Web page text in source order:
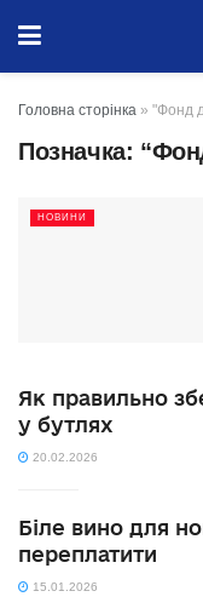
Головна сторінка » "Фонд
Позначка:
НОВИНИ
Як правильно
у бутлях
20.02.2026
Біле вино для
переплатити
15.01.2026